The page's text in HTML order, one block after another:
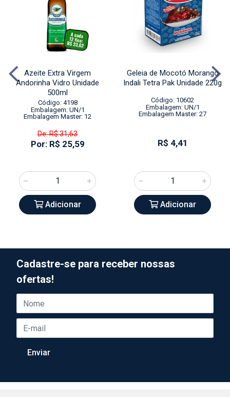
Azeite Extra Virgem
Andorinha Vidro Unidade
500ml
Código: 4198
Embalagem: UN/1
Embalagem Master: 12
De: R$ 31,63
Por: R$ 25,59
Adicionar
Geleia de Mocotó Morango
Indali Tetra Pak Unidade 220g
Código: 10602
Embalagem: UN/1
Embalagem Master: 27
R$ 4,41
Adicionar
Cadastre-se para receber nossas
ofertas!